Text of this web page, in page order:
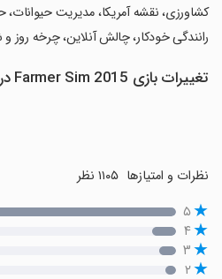
کشاورزی، نقشه آمریکا، مدیریت
رانندگی خودکار، چالش آنلاین، چرخه روز
تغییرات بازی Farmer Sim 2015 در نسخه جدید
نظرات و امتیازها
۵
۴
۳
۲